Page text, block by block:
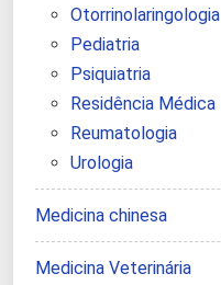
Otorrinolaringologia
Pediatria
Psiquiatria
Residência Médica
Reumatologia
Urologia
Medicina chinesa
Medicina Veterinária